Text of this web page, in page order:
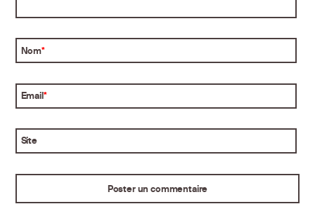
Nom*
Email*
Site